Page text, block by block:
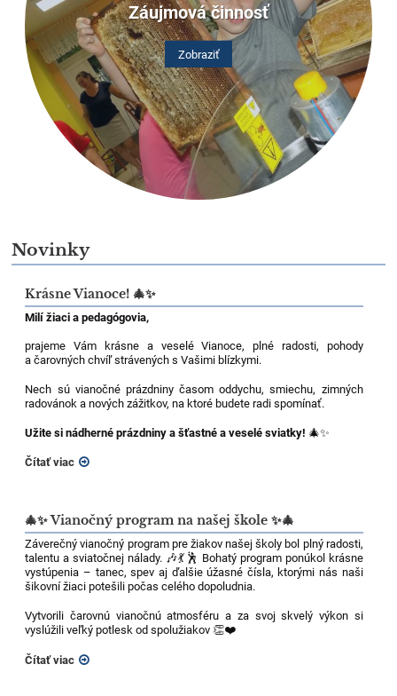
Záujmová činnosť
Zobraziť
Novinky
Krásne Vianoce! 🎄✨
Milí žiaci a pedagógovia,
prajeme Vám krásne a veselé Vianoce, plné radosti, pohody
a čarovných chvíľ strávených s Vašimi blízkymi.
Nech sú vianočné prázdniny časom oddychu, smiechu, zimných
radovánok a nových zážitkov, na ktoré budete radi spomínať.
Užite si nádherné prázdniny a šťastné a veselé sviatky! 🎄✨
Čítať viac
🎄✨ Vianočný program na našej škole ✨🎄
Záverečný vianočný program pre žiakov našej školy bol plný radosti,
talentu a sviatočnej nálady. 🎶💃🕺 Bohatý program ponúkol krásne
vystúpenia – tanec, spev aj ďalšie úžasné čísla, ktorými nás naši
šikovní žiaci potešili počas celého dopoludnia.
Vytvorili čarovnú vianočnú atmosféru a za svoj skvelý výkon si
vyslúžili veľký potlesk od spolužiakov 👏❤️
Čítať viac